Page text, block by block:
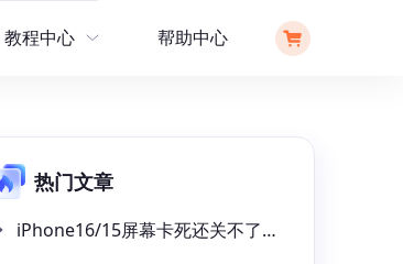
教程中心
文章教程
帮助中心
热门文章
iPhone16/15屏幕卡死还关不了机怎么办？可试试这 4 种解决方法！